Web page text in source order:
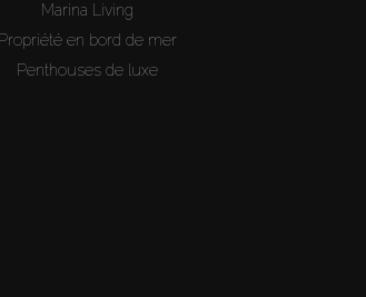
Marina Living
Propriété en bord de mer
Penthouses de luxe